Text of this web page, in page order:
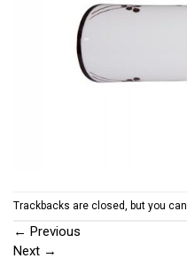
Trackbacks are closed, but you can
← Previous
Next →